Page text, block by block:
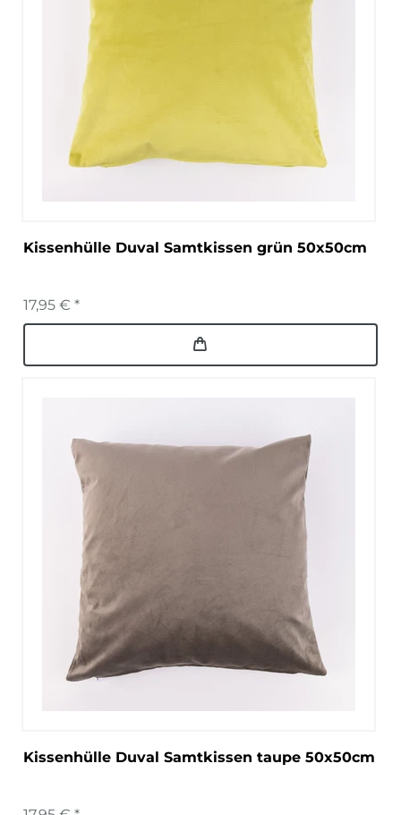
Kissenhülle Duval Samtkissen grün 50x50cm
17,95 € *
Kissenhülle Duval Samtkissen taupe 50x50cm